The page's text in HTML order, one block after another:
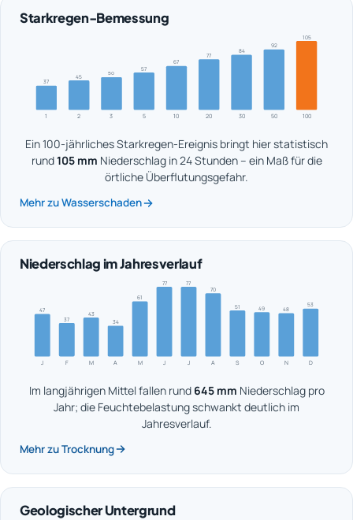
Starkregen-Bemessung
1
37
2
45
3
50
5
57
10
67
20
77
30
84
50
92
100
105
Ein 100-jährliches Starkregen-Ereignis bringt hier statistisch
rund105 mm Niederschlag in 24 Stunden – ein Maß für die
örtliche Überflutungsgefahr.
Mehr zu Wasserschaden
Niederschlag im Jahresverlauf
J
47
F
37
M
43
A
34
M
61
J
77
J
77
A
70
S
51
O
49
N
48
D
53
Im langjährigen Mittel fallen rund 645 mm Niederschlag pro
Jahr; die Feuchtebelastung schwankt deutlich im
Jahresverlauf.
Mehr zu Trocknung
Geologischer Untergrund